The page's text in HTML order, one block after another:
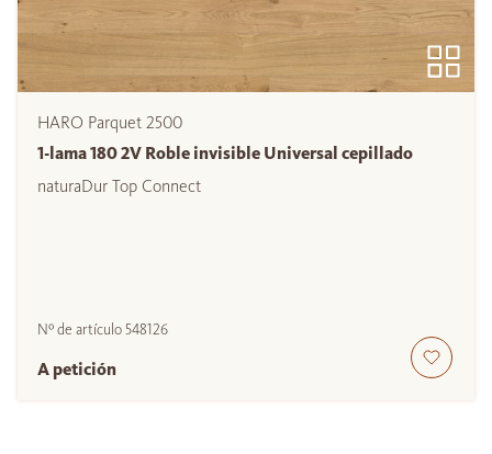
HARO Parquet 2500
1-lama 180 2V Roble invisible Universal cepillado
naturaDur Top Connect
Nº de artículo548126
A petición